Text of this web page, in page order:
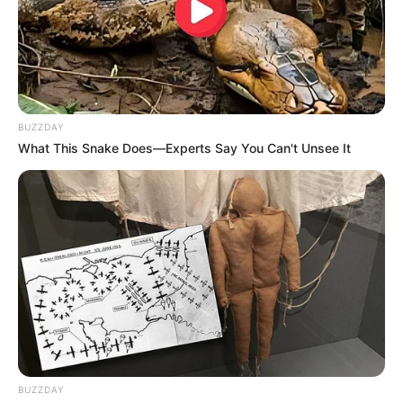
Venlocon un hombre menos por la expulsión del alemán
Christian Kumen el minuto 50 de partido.
El duodécimo y último gol fue obra del argentino Lisandro
Martínez.
ALERTA BOGOTÁ EN GOOGLE NEWS
TEMAS RELACIONADOS
FÚTBOL HOLANDA
MANTÉNGASE EN ALERTA
BUZZDAY
What This Snake Does—Experts Say You Can't Unsee It
BUZZDAY